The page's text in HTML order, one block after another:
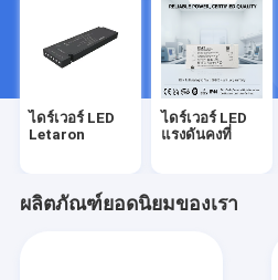
ไดร์เวอร์ LED
Letaron
ไดร์เวอร์ LED
แรงดันคงที่
ผลิตภัณฑ์ยอดนิยมของเรา